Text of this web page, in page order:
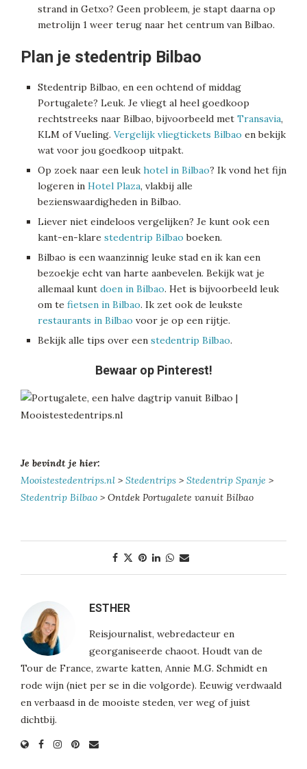
strand in Getxo? Geen probleem, je stapt daarna op
metrolijn 1 weer terug naar het centrum van Bilbao.
Plan je stedentrip Bilbao
Stedentrip Bilbao, en een ochtend of middag
Portugalete? Leuk. Je vliegt al heel goedkoop
rechtstreeks naar Bilbao, bijvoorbeeld met Transavia,
KLM of Vueling. Vergelijk vliegtickets Bilbao en bekijk
wat voor jou goedkoop uitpakt.
Op zoek naar een leuk hotel in Bilbao? Ik vond het fijn
logeren in Hotel Plaza, vlakbij alle
bezienswaardigheden in Bilbao.
Liever niet eindeloos vergelijken? Je kunt ook een
kant-en-klare stedentrip Bilbao boeken.
Bilbao is een waanzinnig leuke stad en ik kan een
bezoekje echt van harte aanbevelen. Bekijk wat je
allemaal kunt doen in Bilbao. Het is bijvoorbeeld leuk
om te fietsen in Bilbao. Ik zet ook de leukste
restaurants in Bilbao voor je op een rijtje.
Bekijk alle tips over een stedentrip Bilbao.
Bewaar op Pinterest!
Je bevindt je hier:
Mooistestedentrips.nl > Stedentrips > Stedentrip Spanje >
Stedentrip Bilbao > Ontdek Portugalete vanuit Bilbao
ESTHER
Reisjournalist, webredacteur en
georganiseerde chaoot. Houdt van de
Tour de France, zwarte katten, Annie M.G. Schmidt en
rode wijn (niet per se in die volgorde). Eeuwig verdwaald
en verbaasd in de mooiste steden, ver weg of juist
dichtbij.